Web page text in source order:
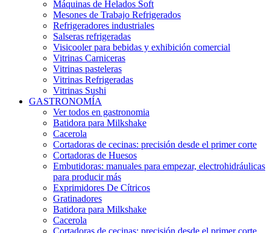
Máquinas de Helados Soft
Mesones de Trabajo Refrigerados
Refrigeradores industriales
Salseras refrigeradas
Visicooler para bebidas y exhibición comercial
Vitrinas Carniceras
Vitrinas pasteleras
Vitrinas Refrigeradas
Vitrinas Sushi
GASTRONOMÍA
Ver todos en gastronomia
Batidora para Milkshake
Cacerola
Cortadoras de cecinas: precisión desde el primer corte
Cortadoras de Huesos
Embutidoras: manuales para empezar, electrohidráulicas
para producir más
Exprimidores De Cítricos
Gratinadores
Batidora para Milkshake
Cacerola